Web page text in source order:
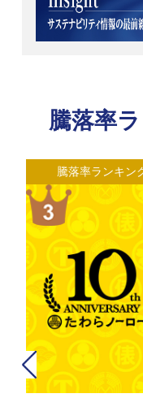
騰落率
騰落率ランキン
５位